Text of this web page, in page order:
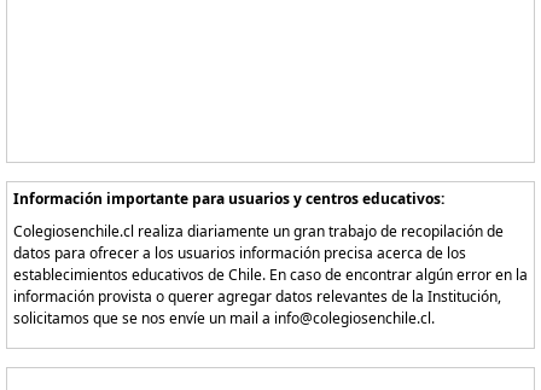
Información importante para usuarios y centros educativos:
Colegiosenchile.cl realiza diariamente un gran trabajo de recopilación de
datos para ofrecer a los usuarios información precisa acerca de los
establecimientos educativos de Chile. En caso de encontrar algún error en la
información provista o querer agregar datos relevantes de la Institución,
solicitamos que se nos envíe un mail a info@colegiosenchile.cl.